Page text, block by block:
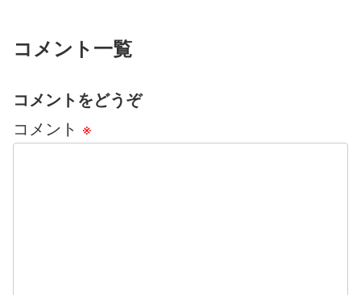
コメント一覧
コメントをどうぞ
コメント ※